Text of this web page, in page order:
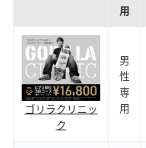
用
ゴリラクリニッ
ク
男
性
専
用